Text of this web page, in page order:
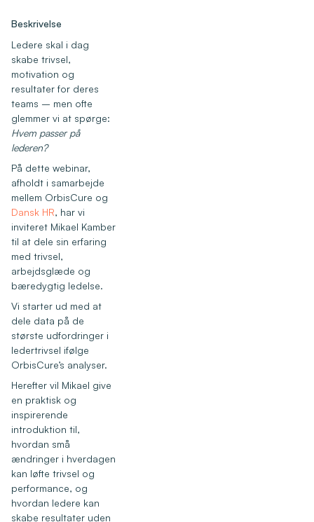
Beskrivelse
Ledere skal i dag
skabe trivsel,
motivation og
resultater for deres
teams – men ofte
glemmer vi at spørge:
Hvem passer på
lederen?
På dette webinar,
afholdt i samarbejde
mellem OrbisCure og
Dansk HR, har vi
inviteret Mikael Kamber
til at dele sin erfaring
med trivsel,
arbejdsglæde og
bæredygtig ledelse.
Vi starter ud med at
dele data på de
største udfordringer i
ledertrivsel ifølge
OrbisCure’s analyser.
Herefter vil Mikael give
en praktisk og
inspirerende
introduktion til,
hvordan små
ændringer i hverdagen
kan løfte trivsel og
performance, og
hvordan ledere kan
skabe resultater uden